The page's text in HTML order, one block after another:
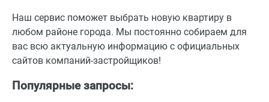
Наш сервис поможет выбрать новую квартиру в
любом районе города. Мы постоянно собираем для
вас всю актуальную информацию с официальных
сайтов компаний-застройщиков!
Популярные запросы: